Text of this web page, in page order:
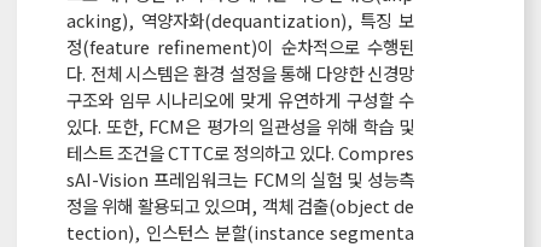
acking), 역양자화(dequantization), 특징 보
정(feature refinement)이 순차적으로 수행된
다. 전체 시스템은 환경 설정을 통해 다양한 신경망
구조와 임무 시나리오에 맞게 유연하게 구성할 수
있다. 또한, FCM은 평가의 일관성을 위해 학습 및
테스트 조건을 CTTC로 정의하고 있다. Compres
sAI-Vision 프레임워크는 FCM의 실험 및 성능측
정을 위해 활용되고 있으며, 객체 검출(object de
tection), 인스턴스 분할(instance segmenta